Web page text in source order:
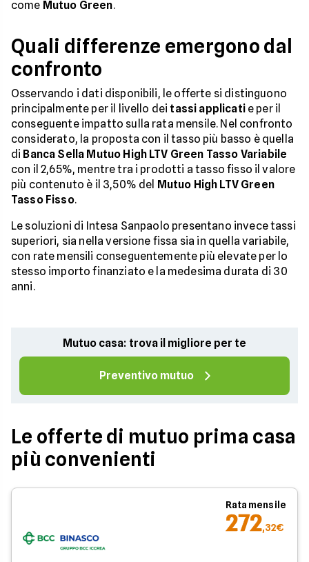
come Mutuo Green.
Quali differenze emergono dal
confronto
Osservando i dati disponibili, le offerte si distinguono
principalmente per il livello dei tassi applicatie per il
conseguente impatto sulla rata mensile. Nel confronto
considerato, la proposta con il tasso più basso è quella
di Banca Sella Mutuo High LTV Green Tasso Variabile
con il 2,65%, mentre tra i prodotti a tasso fisso il valore
più contenuto è il 3,50% del Mutuo High LTV Green
Tasso Fisso.
Le soluzioni di Intesa Sanpaolo presentano invece tassi
superiori, sia nella versione fissa sia in quella variabile,
con rate mensili conseguentemente più elevate per lo
stesso importo finanziato e la medesima durata di 30
anni.
Mutuo casa: trova il migliore per te
Preventivo mutuo
Le offerte di mutuo prima casa
più convenienti
Rata mensile
272,32€